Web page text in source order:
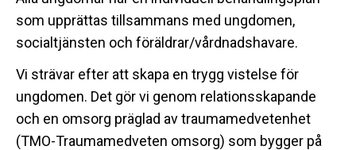
som upprättas tillsammans med ungdomen,
socialtjänsten och föräldrar/vårdnadshavare.
Vi strävar efter att skapa en trygg vistelse för
ungdomen. Det gör vi genom relationsskapande
och en omsorg präglad av traumamedvetenhet
(TMO-Traumamedveten omsorg) som bygger på